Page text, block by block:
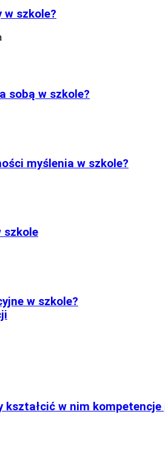
w szkole?
sobą w szkole?
myślenia w szkole?
szkole
w szkole?
w nim kompetencje